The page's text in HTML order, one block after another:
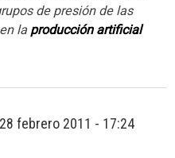
de presión de las
la producción artificial
28 febrero 2011 - 17:24